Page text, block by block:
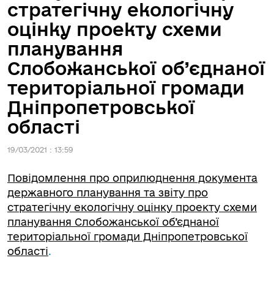
стратегічну екологічну
оцінку проекту схеми
планування
Слобожанської об’єднаної
територіальної громади
Дніпропетровської
області
19/03/2021 : 13:59
Повідомлення про оприлюднення документа
державного планування та звіту про
стратегічну екологічну оцінку проекту схеми
планування Слобожанської об’єднаної
територіальної громади Дніпропетровської
області.